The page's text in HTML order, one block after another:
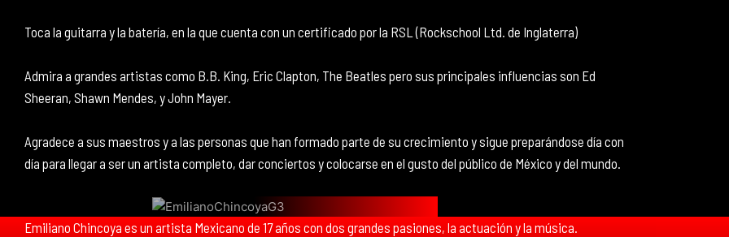
Toca la guitarra y la batería, en la que cuenta con un certificado por la RSL (Rockschool Ltd. de Inglaterra)
Admira a grandes artistas como B.B. King, Eric Clapton, The Beatles pero sus principales influencias son Ed
Sheeran, Shawn Mendes, y John Mayer.
Agradece a sus maestros y a las personas que han formado parte de su crecimiento y sigue preparándose día con
día para llegar a ser un artista completo, dar conciertos y colocarse en el gusto del público de México y del mundo.
Emiliano Chincoya es un artista Mexicano de 17 años con dos grandes pasiones, la actuación y la música.